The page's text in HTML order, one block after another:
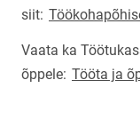
siit:
Vaata ka
õppele: Tööta ja